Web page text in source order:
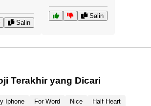
Salin
Salin
Terakhir yang Dicari
Iphone For Word Nice
Half Heart